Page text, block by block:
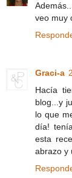
veo muy
Graci-a
Hacía
blog...y
lo que
día!
esta
abrazo y